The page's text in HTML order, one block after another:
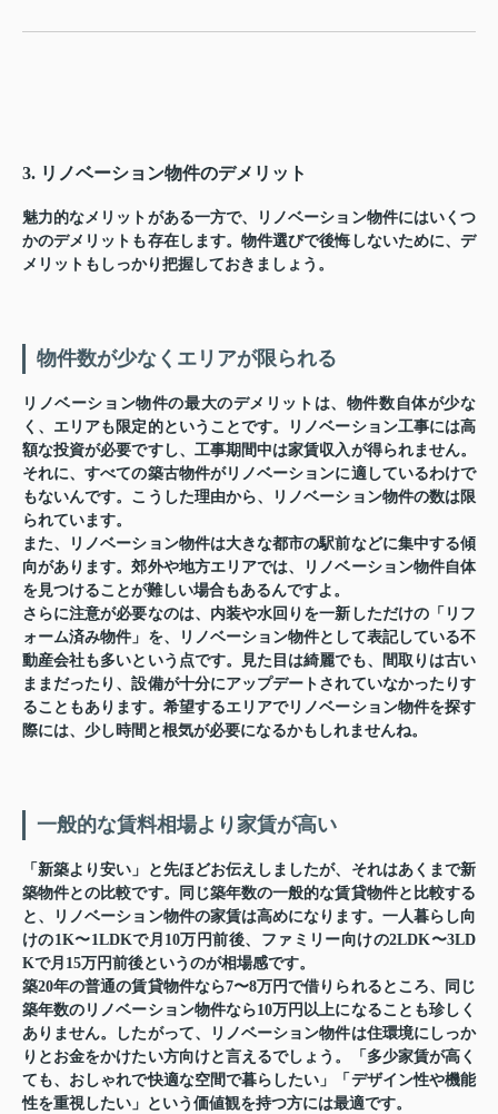
3. リノベーション物件のデメリット
魅力的なメリットがある一方で、リノベーション物件にはいくつ
かのデメリットも存在します。物件選びで後悔しないために、デ
メリットもしっかり把握しておきましょう。
物件数が少なくエリアが限られる
リノベーション物件の最大のデメリットは、物件数自体が少な
く、エリアも限定的ということです。リノベーション工事には高
額な投資が必要ですし、工事期間中は家賃収入が得られません。
それに、すべての築古物件がリノベーションに適しているわけで
もないんです。こうした理由から、リノベーション物件の数は限
られています。
また、リノベーション物件は大きな都市の駅前などに集中する傾
向があります。郊外や地方エリアでは、リノベーション物件自体
を見つけることが難しい場合もあるんですよ。
さらに注意が必要なのは、内装や水回りを一新しただけの「リフ
ォーム済み物件」を、リノベーション物件として表記している不
動産会社も多いという点です。見た目は綺麗でも、間取りは古い
ままだったり、設備が十分にアップデートされていなかったりす
ることもあります。希望するエリアでリノベーション物件を探す
際には、少し時間と根気が必要になるかもしれませんね。
一般的な賃料相場より家賃が高い
「新築より安い」と先ほどお伝えしましたが、それはあくまで新
築物件との比較です。同じ築年数の一般的な賃貸物件と比較する
と、リノベーション物件の家賃は高めになります。一人暮らし向
けの1K〜1LDKで月10万円前後、ファミリー向けの2LDK〜3LD
Kで月15万円前後というのが相場感です。
築20年の普通の賃貸物件なら7〜8万円で借りられるところ、同じ
築年数のリノベーション物件なら10万円以上になることも珍しく
ありません。したがって、リノベーション物件は住環境にしっか
りとお金をかけたい方向けと言えるでしょう。「多少家賃が高く
ても、おしゃれで快適な空間で暮らしたい」「デザイン性や機能
性を重視したい」という価値観を持つ方には最適です。